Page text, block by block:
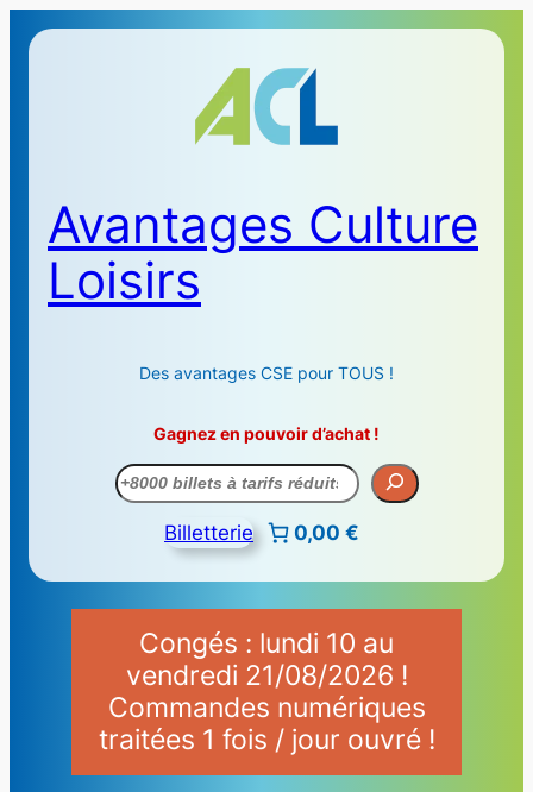
Avantages Culture
Loisirs
Des avantages CSE pour TOUS !
Gagnez en pouvoir d’achat !
Recherche
Billetterie 0,00 €
Congés : lundi 10 au
vendredi 21/08/2026 !
Commandes numériques
traitées 1 fois / jour ouvré !